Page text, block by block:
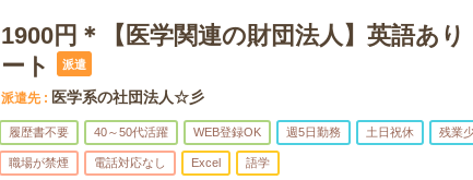
1900円＊【医学関連の財団法人】英語あ
ート
派遣
派遣先 医学系の社団法人☆彡
履歴書不要 40～50代活躍 WEB登録OK 週5日勤務 土日祝休 残業
職場が禁煙 電話対応なし Excel 語学